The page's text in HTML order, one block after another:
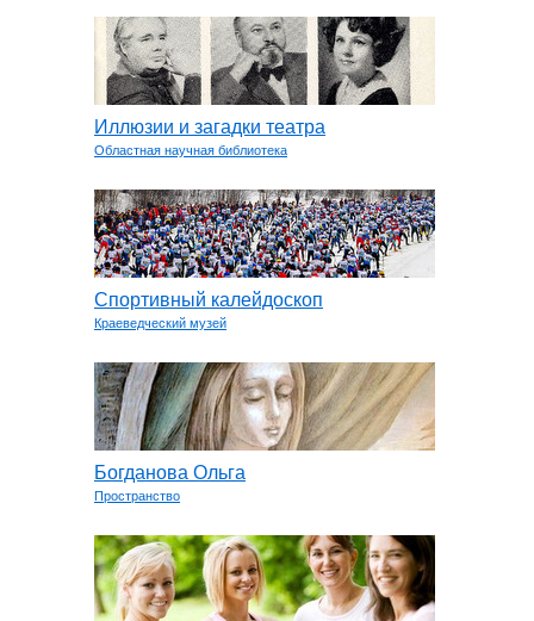
Иллюзии и загадки театра
Областная научная библиотека
Спортивный калейдоскоп
Краеведческий музей
Богданова Ольга
Пространство